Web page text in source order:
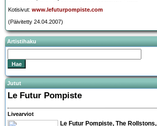
Kotisivut: www.lefuturpompiste.com
(Päivitetty 24.04.2007)
Artistihaku
Jutut
Le Futur Pompiste
Livearviot
Le Futur Pompiste, The Rollstons,